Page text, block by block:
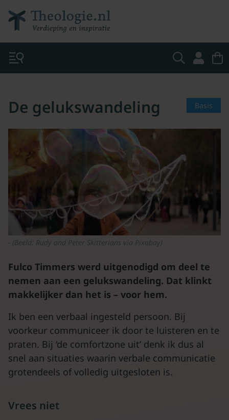
Basis
De gelukswandeling
(Beeld: Rudy and Peter Skitterians via Pixabay)
Fulco Timmers werd uitgenodigd om deel te
nemen aan een gelukswandeling. Dat klinkt
makkelijker dan het is – voor hem.
Ik ben een verbaal ingesteld persoon. Bij
voorkeur communiceer ik door te luisteren en te
praten. Bij ‘de comfortzone uit’ denk ik dus al
snel aan situaties waarin verbale communicatie
grotendeels of volledig uitgesloten is.
Vrees niet